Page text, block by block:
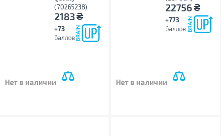
(70265238)
2183₴
+73
баллов
Нет в наличии
22756₴
+773
баллов
Нет в наличии